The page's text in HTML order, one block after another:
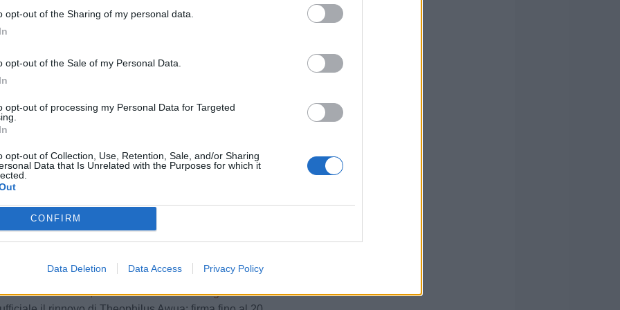
opt-out of the Sharing of my personal data.
opt-out of the Sale of my Personal Data.
opt-out of processing my Personal Data for Targeted
opt-out of Collection, Use, Retention, Sale, and/or Sharing
Data that Is Unrelated with the Purposes for which it
CONFIRM
Data Deletion Data Access Privacy Policy
dall'Ascoli
Bari e Napoli è un nuovo
di
l'ex Padova ha
Bolsius: ufficiale la
della Lega Pro per la scomparsa di Giuseppe "Pippo" Marchioro
Serie C, le news e le trattative di giovedì 6 agosto | LIVE